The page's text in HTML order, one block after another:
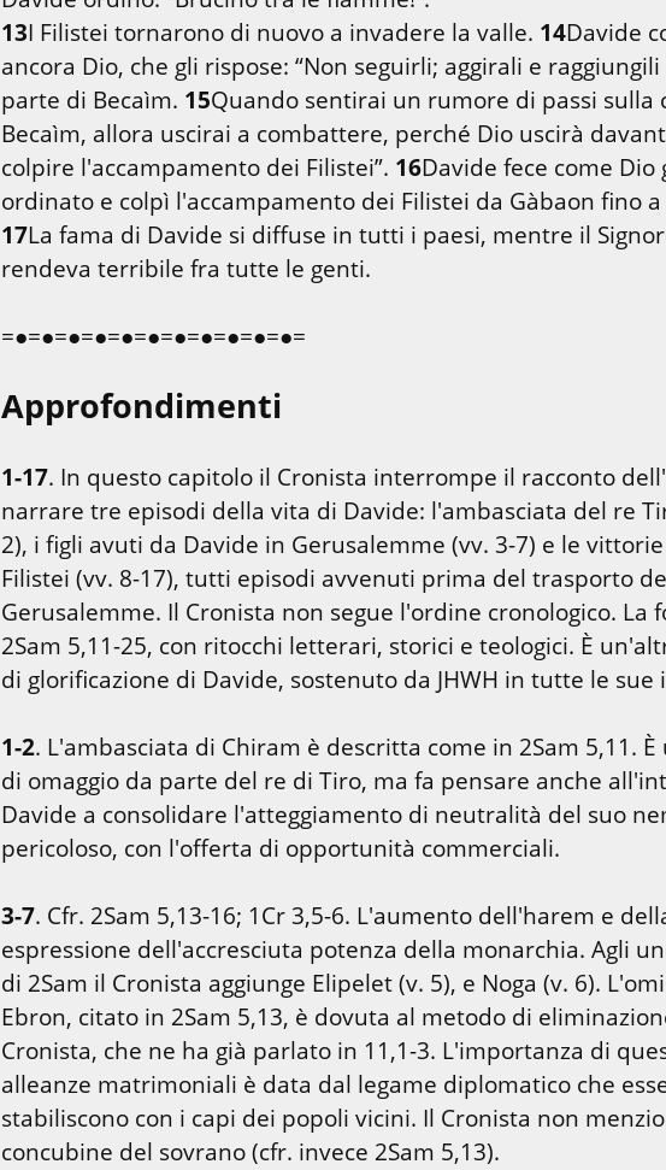
13I Filistei tornarono di nuovo a invadere la valle. 14Davide
ancora Dio, che gli rispose: “Non seguirli; aggirali e
parte di Becaìm. 15Quando sentirai un rumore di passi sulla
Becaìm, allora uscirai a combattere, perché Dio uscirà
colpire l'accampamento dei Filistei”. 16Davide fece come Dio
17La fama di Davide si diffuse in tutti i paesi, mentre il
rendeva terribile fra tutte le genti.
=●=●=●=●=●=●=●=●=●=●=●=
Approfondimenti
1-17. In questo capitolo il Cronista interrompe il racconto
narrare tre episodi della vita di Davide: l'ambasciata del re
2), i figli avuti da Davide in Gerusalemme (vv. 3-7) e le
Filistei (vv. 8-17), tutti episodi avvenuti prima del trasporto
Gerusalemme. Il Cronista non segue l'ordine cronologico. La
2Sam 5,11-25, con ritocchi letterari, storici e teologici. È
di glorificazione di Davide, sostenuto da JHWH in tutte le sue
1-2. L'ambasciata di Chiram è descritta come in 2Sam 5,11. È
di omaggio da parte del re di Tiro, ma fa pensare anche
Davide a consolidare l'atteggiamento di neutralità del suo
pericoloso, con l'offerta di opportunità commerciali.
3-7. Cfr. 2Sam 5,13-16; 1Cr 3,5-6. L'aumento dell'harem e
espressione dell'accresciuta potenza della monarchia. Agli
di 2Sam il Cronista aggiunge Elipelet (v. 5), e Noga (v. 6).
Ebron, citato in 2Sam 5,13, è dovuta al metodo di
Cronista, che ne ha già parlato in 11,1-3. L'importanza di
alleanze matrimoniali è data dal legame diplomatico che
stabiliscono con i capi dei popoli vicini. Il Cronista non
concubine del sovrano (cfr. invece 2Sam 5,13).